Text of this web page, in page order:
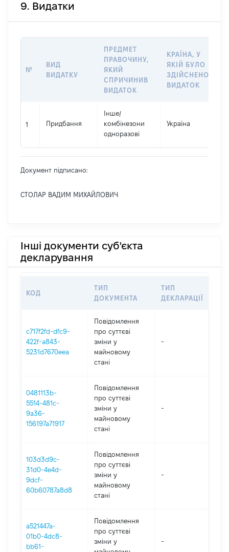
9. Видатки
№
ВИД
ВИДАТКУ
ПРЕДМЕТ
ПРАВОЧИНУ,
ЯКИЙ
СПРИЧИНИВ
ВИДАТОК
КРАЇНА, У
ЯКІЙ БУЛО
ЗДІЙСНЕНО
ВИДАТОК
1 Придбання
Інше/
комбінезони
одноразові
Україна
Документ підписано:
СТОЛАР ВАДИМ МИХАЙЛОВИЧ
Інші документи суб'єкта
декларування
КОД
ТИП
ДОКУМЕНТА
ТИП
ДЕКЛАРАЦІЇ
c717f2fd-dfc9-
422f-a843-
5231d7670eea
Повідомлення
про суттєві
зміни y
майновому
стані
-
0481113b-
5514-481c-
9a36-
156197a71917
Повідомлення
про суттєві
зміни y
майновому
стані
-
103d3d9c-
31d0-4e4d-
9dcf-
60b60787a8d8
Повідомлення
про суттєві
зміни y
майновому
стані
-
a521447a-
01b0-4dc8-
bb61-
Повідомлення
про суттєві
зміни y
-